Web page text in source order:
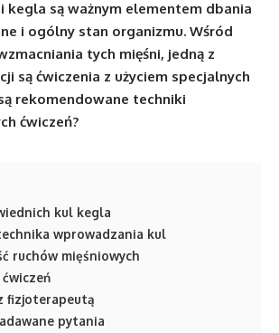
kegla są ważnym elementem dbania
i ogólny stan organizmu. Wśród
tych mięśni, jedną z
są ćwiczenia z użyciem specjalnych
rekomendowane techniki
ćwiczeń?
kul kegla
wprowadzania kul
ruchów mięśniowych
fizjoterapeutą
pytania